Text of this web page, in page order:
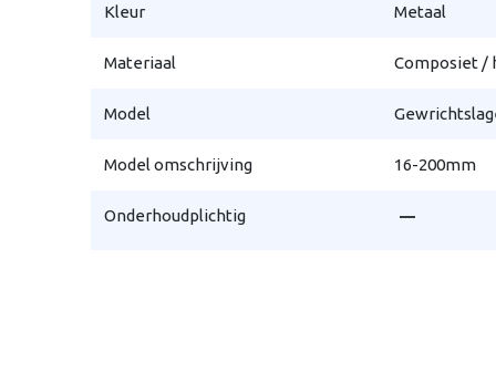
Kleur Metaal
Materiaal Composiet /
Model
Model omschrijving 16-200mm
Onderhoudplichtig remove